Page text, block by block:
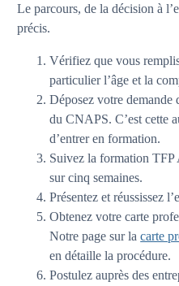
Le parcours, de la décision à
précis.
Vérifiez que vous
particulier l’âge et la
Déposez votre demande
du CNAPS. C’est cette
d’entrer en formation.
Suivez la formation TFP
sur cinq semaines.
Présentez et réussissez
Obtenez votre carte
Notre page sur lacarte
en détaille la procédure.
Postulez auprès des